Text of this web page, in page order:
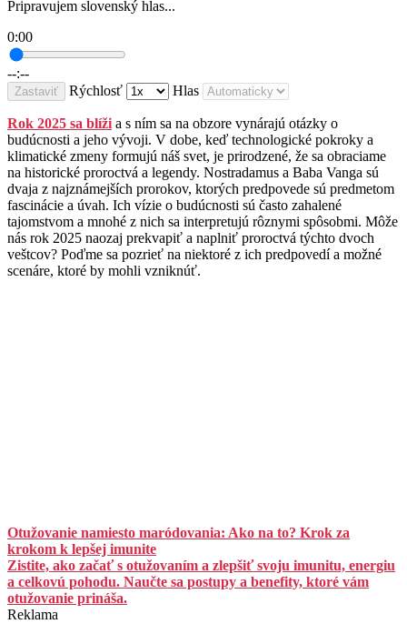
Pripravujem slovenský hlas...
0:00
--:--
Zastaviť Rýchlosť Hlas
Rok 2025 sa blížia s ním sa na obzore vynárajú otázky o
budúcnosti a jeho vývoji. V dobe, keď technologické pokroky a
klimatické zmeny formujú náš svet, je prirodzené, že sa obraciame
na historické proroctvá a legendy. Nostradamus a Baba Vanga sú
dvaja z najznámejších prorokov, ktorých predpovede sú predmetom
fascinácie a úvah. Ich vízie o budúcnosti sú často zahalené
tajomstvom a mnohé z nich sa interpretujú rôznymi spôsobmi. Môže
nás rok 2025 naozaj prekvapiť a naplniť proroctvá týchto dvoch
veštcov? Poďme sa pozrieť na niektoré z ich predpovedí a možné
scenáre, ktoré by mohli vzniknúť.
Otužovanie namiesto maródovania: Ako na to? Krok za
krokom k lepšej imunite
Zistite, ako začať s otužovaním a zlepšiť svoju imunitu, energiu
a celkovú pohodu. Naučte sa postupy a benefity, ktoré vám
otužovanie prináša.
Reklama